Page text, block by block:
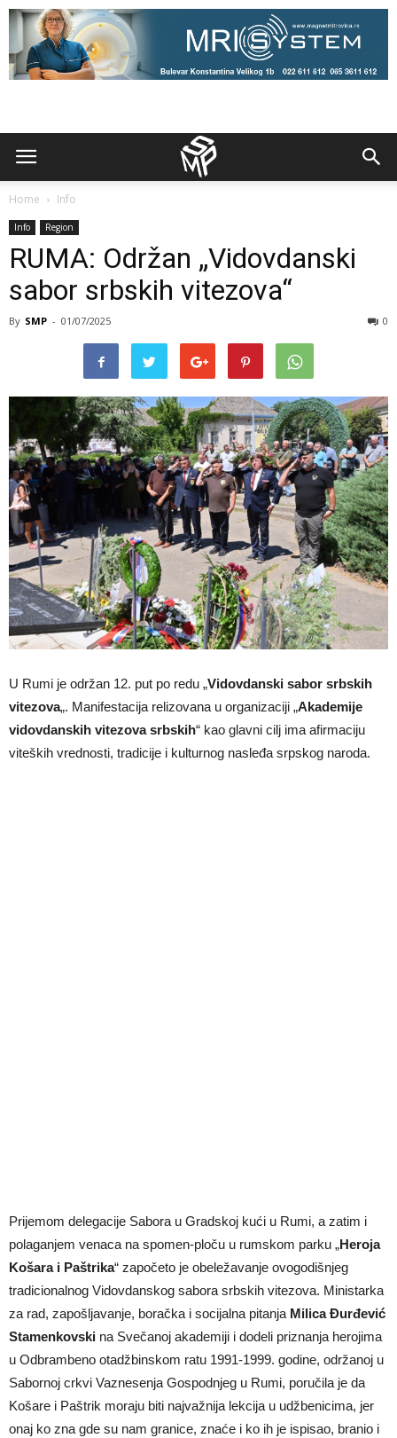
Home Info
Info Region
RUMA: Održan „Vidovdanski
sabor srbskih vitezova“
By SMP - 01/07/2025 0
U Rumi je održan 12. put po redu „Vidovdanski sabor srbskih
vitezova„. Manifestacija relizovana u organizaciji „Akademije
vidovdanskih vitezova srbskih“ kao glavni cilj ima afirmaciju
viteških vrednosti, tradicije i kulturnog nasleđa srpskog naroda.
Prijemom delegacije Sabora u Gradskoj kući u Rumi, a zatim i
polaganjem venaca na spomen-ploču u rumskom parku „Heroja
Košara i Paštrika“ započeto je obeležavanje ovogodišnjeg
tradicionalnog Vidovdanskog sabora srbskih vitezova. Ministarka
za rad, zapošljavanje, boračka i socijalna pitanja Milica Đurđević
Stamenkovski na Svečanoj akademiji i dodeli priznanja herojima
u Odbrambeno otadžbinskom ratu 1991-1999. godine, održanoj u
Sabornoj crkvi Vaznesenja Gospodnjeg u Rumi, poručila je da
Košare i Paštrik moraju biti najvažnija lekcija u udžbenicima, jer
onaj ko zna gde su nam granice, znaće i ko ih je ispisao, branio i